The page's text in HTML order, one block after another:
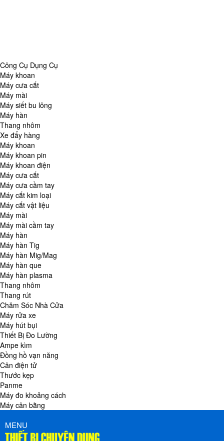
Công Cụ Dụng Cụ
Máy khoan
Máy cưa cắt
Máy mài
Máy siết bu lông
Máy hàn
Thang nhôm
Xe đẩy hàng
Máy khoan
Máy khoan pin
Máy khoan điện
Máy cưa cắt
Máy cưa cầm tay
Máy cắt kim loại
Máy cắt vật liệu
Máy mài
Máy mài cầm tay
Máy hàn
Máy hàn Tig
Máy hàn Mig/Mag
Máy hàn que
Máy hàn plasma
Thang nhôm
Thang rút
Chăm Sóc Nhà Cửa
Máy rửa xe
Máy hút bụi
Thiết Bị Đo Lường
Ampe kìm
Đồng hồ vạn năng
Cân điện tử
Thước kẹp
Panme
Máy đo khoảng cách
Máy cân bằng
MENU